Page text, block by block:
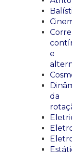
e
da